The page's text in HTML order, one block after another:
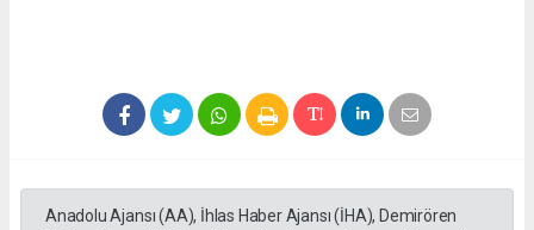
Anadolu Ajansı (AA), İhlas Haber Ajansı (İHA), Demirören